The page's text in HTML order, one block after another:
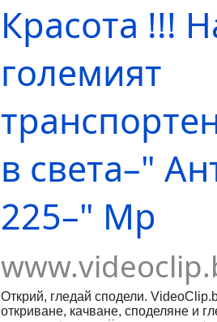
Красота !!!
големият
в света–"
225–" Мр
Открий, гледай сподели.
откриване, качване, споделяне и